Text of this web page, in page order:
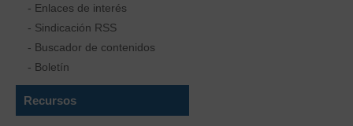
- Enlaces de interés
- Sindicación RSS
- Buscador de contenidos
- Boletín
Recursos